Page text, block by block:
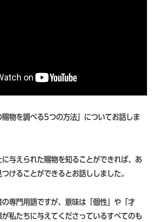
物を調べる5つの方法」についてお話しま
与えられた賜物を知ることができれば、あ
けることができるとお話ししました。
専門用語ですが、意味は「個性」や「才
私たちに与えてくださっているすべてのも